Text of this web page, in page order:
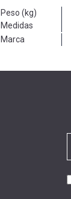
Peso (kg)
Medidas
Marca